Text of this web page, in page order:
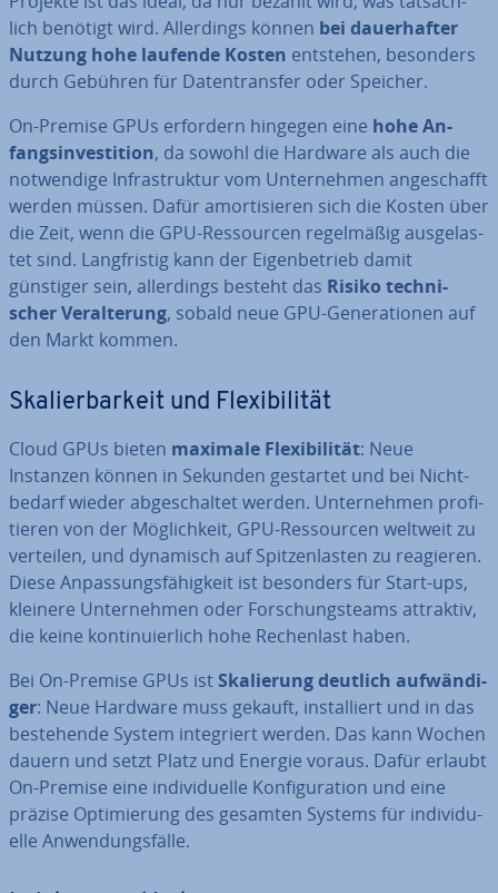
lich benötigt wird. Al­ler­dings können bei dau­er­haf­ter
Nutzung hohe laufende Kosten entstehen, besonders
durch Gebühren für Da­ten­trans­fer oder Speicher.
On-Premise GPUs erfordern hingegen eine hohe An­
fangs­in­ves­ti­ti­on, da sowohl die Hardware als auch die
not­wen­di­ge In­fra­struk­tur vom Un­ter­neh­men an­ge­schafft
werden müssen. Dafür amor­ti­sie­ren sich die Kosten über
die Zeit, wenn die GPU-Res­sour­cen re­gel­mä­ßig aus­ge­las­
tet sind. Lang­fris­tig kann der Ei­gen­be­trieb damit
günstiger sein, al­ler­dings besteht das Risiko tech­ni­
scher Ver­al­te­rung, sobald neue GPU-Ge­ne­ra­tio­nen auf
den Markt kommen.
Ska­lier­bar­keit und Fle­xi­bi­li­tät
Cloud GPUs bieten maximale Fle­xi­bi­li­tät: Neue
Instanzen können in Sekunden gestartet und bei Nicht­
be­darf wieder ab­ge­schal­tet werden. Un­ter­neh­men pro­fi­
tie­ren von der Mög­lich­keit, GPU-Res­sour­cen weltweit zu
verteilen, und dynamisch auf Spit­zen­las­ten zu reagieren.
Diese An­pas­sungs­fä­hig­keit ist besonders für Start-ups,
kleinere Un­ter­neh­men oder For­schungs­teams attraktiv,
die keine kon­ti­nu­ier­lich hohe Re­chen­last haben.
Bei On-Premise GPUs istSka­lie­rung deutlich auf­wän­di­
ger: Neue Hardware muss gekauft, in­stal­liert und in das
be­stehen­de System in­te­griert werden. Das kann Wochen
dauern und setzt Platz und Energie voraus. Dafür erlaubt
On-Premise eine in­di­vi­du­el­le Kon­fi­gu­ra­ti­on und eine
präzise Op­ti­mie­rung des gesamten Systems für in­di­vi­du­
el­le An­wen­dungs­fäl­le.